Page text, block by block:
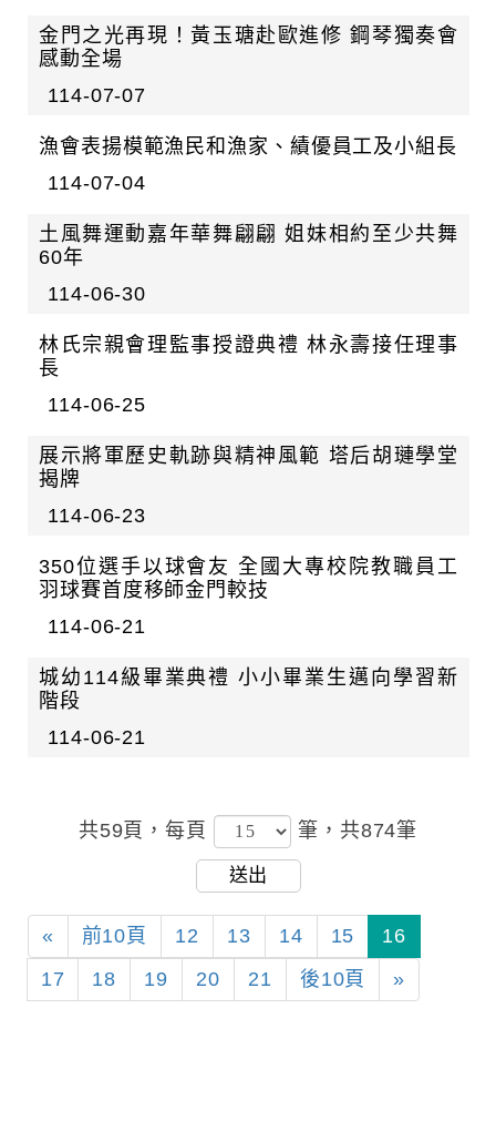
金門之光再現！黃玉瑭赴歐進修 鋼琴獨奏會
感動全場
114-07-07
漁會表揚模範漁民和漁家、績優員工及小組長
114-07-04
土風舞運動嘉年華舞翩翩 姐妹相約至少共舞
60年
114-06-30
林氏宗親會理監事授證典禮 林永壽接任理事
長
114-06-25
展示將軍歷史軌跡與精神風範 塔后胡璉學堂
揭牌
114-06-23
350位選手以球會友 全國大專校院教職員工
羽球賽首度移師金門較技
114-06-21
城幼114級畢業典禮 小小畢業生邁向學習新
階段
114-06-21
共59頁，每頁 筆，共874筆
送出
« 前10頁 12 13 14 15
16
17
18 19 20 21 後10頁 »